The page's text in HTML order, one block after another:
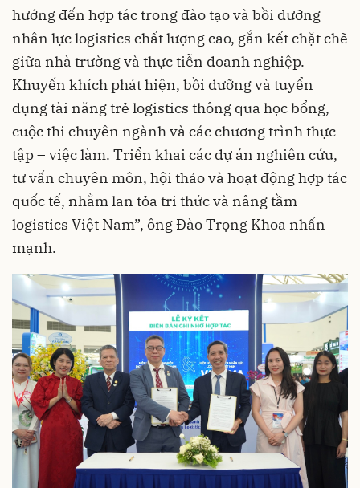
hướng đến hợp tác trong đào tạo và bồi dưỡng
nhân lực logistics chất lượng cao, gắn kết chặt chẽ
giữa nhà trường và thực tiễn doanh nghiệp.
Khuyến khích phát hiện, bồi dưỡng và tuyển
dụng tài năng trẻ logistics thông qua học bổng,
cuộc thi chuyên ngành và các chương trình thực
tập – việc làm. Triển khai các dự án nghiên cứu,
tư vấn chuyên môn, hội thảo và hoạt động hợp tác
quốc tế, nhằm lan tỏa tri thức và nâng tầm
logistics Việt Nam”, ông Đào Trọng Khoa nhấn
mạnh.